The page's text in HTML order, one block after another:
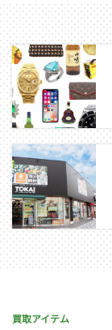
買取アイテム